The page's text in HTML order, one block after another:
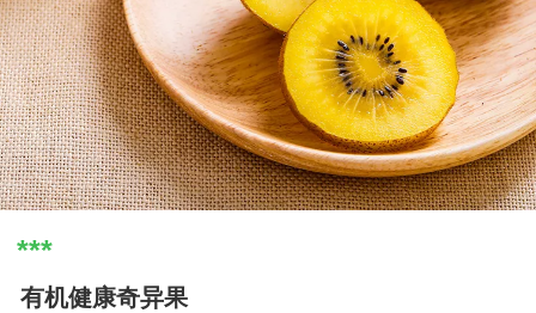
***
有机健康奇异果